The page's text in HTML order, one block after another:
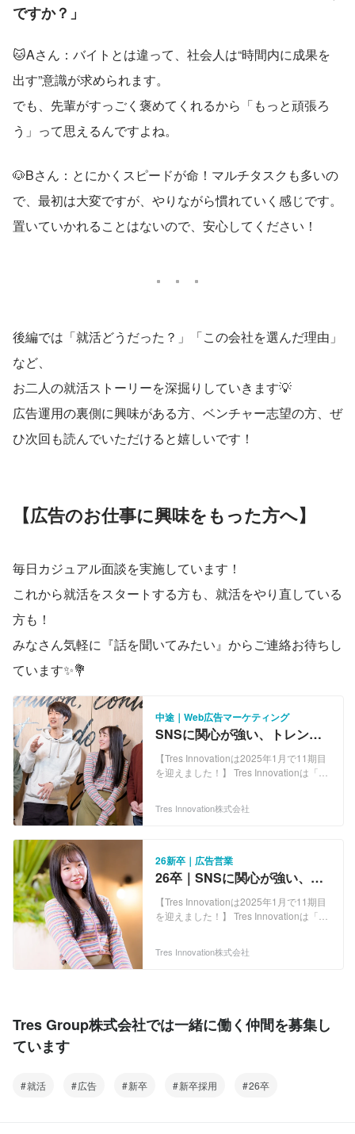
ですか？」
🐱Aさん：バイトとは違って、社会人は“時間内に成果を
出す”意識が求められます。
でも、先輩がすっごく褒めてくれるから「もっと頑張ろ
う」って思えるんですよね。
🐶Bさん：とにかくスピードが命！マルチタスクも多いの
で、最初は大変ですが、やりながら慣れていく感じです。
置いていかれることはないので、安心してください！
後編では「就活どうだった？」「この会社を選んだ理由」
など、
お二人の就活ストーリーを深掘りしていきます💡
広告運用の裏側に興味がある方、ベンチャー志望の方、ぜ
ひ次回も読んでいただけると嬉しいです！
【広告のお仕事に興味をもった方へ】
毎日カジュアル面談を実施しています！
これから就活をスタートする方も、就活をやり直している
方も！
みなさん気軽に『話を聞いてみたい』からご連絡お待ちし
ています✨💐
中途｜Web広告マーケティング
SNSに関心が強い、トレンド
に敏感な方と会いたい！Web
広告マーケティング
【Tres Innovationは2025年1月で11期目
を迎えました！】 Tres Innovationは「創
です。 複数の事業を展開しています！
ブ事業 ■HR事業 当社の最大の特徴は、
今ある事業の全てが メンバー主導で立ち
上がった「ボトムアップ型」であるこ
と。 手を挙げればTry＆Errorをさせてく
れる環境で、 メンバーはそれぞれが実現
Tres Innovation株式会社
26新卒｜広告営業
26卒｜SNSに関心が強い、ト
レンドに敏感な方！愛嬌も活
かせる広告営業！
【Tres Innovationは2025年1月で11期目
を迎えました！】 Tres Innovationは「創
です。 複数の事業を展開しています！
今ある事業の全てが メンバー主導で立ち
上がった「ボトムアップ型」であるこ
す！
Tres Innovation株式会社
Tres Group株式会社では一緒に働く仲間を募集し
ています
就活 広告 新卒 新卒採用 26卒